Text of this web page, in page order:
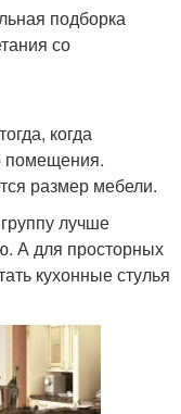
подборка
со
когда
помещения.
размер мебели.
лучше
А для просторных
кухонные стулья